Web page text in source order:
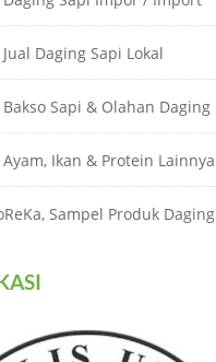
Daging Sapi Lokal
Sapi & Olahan Daging
Ikan & Protein Lainnya
Sampel Produk Daging